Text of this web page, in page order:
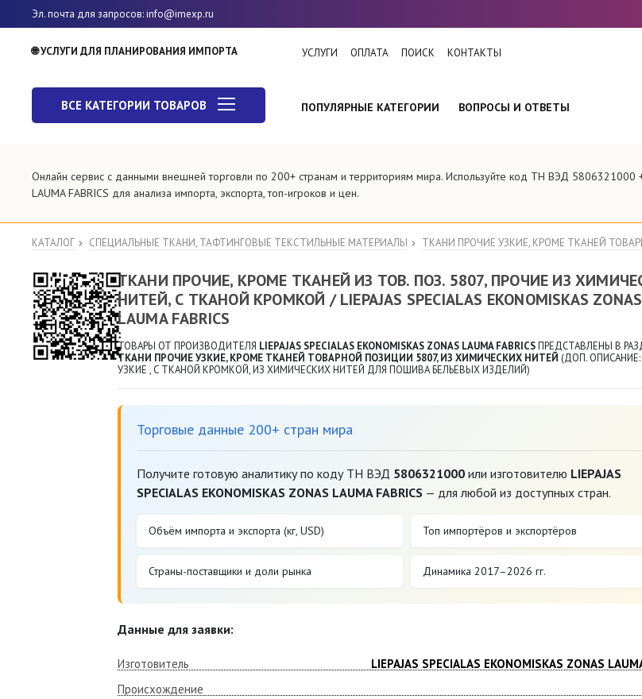
Эл. почта для запросов: info@imexp.ru
🌐 УСЛУГИ ДЛЯ ПЛАНИРОВАНИЯ ИМПОРТА УСЛУГИ ОПЛАТА ПОИСК КОНТАКТЫ
ВСЕ КАТЕГОРИИ ТОВАРОВ ПОПУЛЯРНЫЕ КАТЕГОРИИ ВОПРОСЫ И ОТВЕТЫ
Онлайн сервис с данными внешней торговли по 200+ странам и территориям мира. Используйте код ТН ВЭД 5806321000 +
LAUMA FABRICS для анализа импорта, экспорта, топ-игроков и цен.
КАТАЛОГ СПЕЦИАЛЬНЫЕ ТКАНИ, ТАФТИНГОВЫЕ ТЕКСТИЛЬНЫЕ МАТЕРИАЛЫ ТКАНИ ПРОЧИЕ УЗКИЕ, КРОМЕ ТКАНЕЙ
ТКАНИ ПРОЧИЕ, КРОМЕ ТКАНЕЙ ИЗ ТОВ. ПОЗ. 5807, ПРОЧИЕ ИЗ
НИТЕЙ, С ТКАНОЙ КРОМКОЙ / LIEPAJAS SPECIALAS EKONOMISKAS ZONAS
LAUMA FABRICS
ТОВАРЫ ОТ ПРОИЗВОДИТЕЛЯ LIEPAJAS SPECIALAS EKONOMISKAS ZONAS LAUMA FABRICSПРЕДСТАВЛЕНЫ В
ТКАНИ ПРОЧИЕ УЗКИЕ, КРОМЕ ТКАНЕЙ ТОВАРНОЙ ПОЗИЦИИ 5807, ИЗ ХИМИЧЕСКИХ НИТЕЙ (ДОП.
УЗКИЕ , С ТКАНОЙ КРОМКОЙ, ИЗ ХИМИЧЕCКИХ НИТЕЙ ДЛЯ ПОШИВА БЕЛЬЕВЫХ ИЗДЕЛИЙ)
Торговые данные 200+ стран мира
Получите готовую аналитику по коду ТН ВЭД 5806321000или изготовителю LIEPAJAS
SPECIALAS EKONOMISKAS ZONAS LAUMA FABRICS — для любой из доступных стран.
Объём импорта и экспорта (кг, USD) Топ импортёров и экспортёров
Страны-поставщики и доли рынка Динамика 2017–2026 гг.
Данные для заявки:
Изготовитель
LIEPAJAS SPECIALAS EKONOMISKAS ZONAS
Происхождение